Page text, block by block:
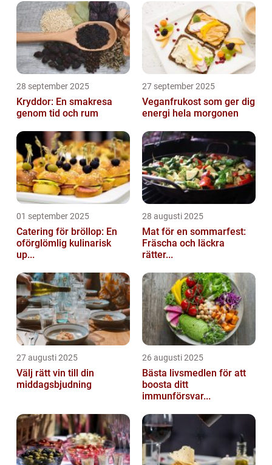
28 september 2025
Kryddor: En smakresa
genom tid och rum
27 september 2025
Veganfrukost som ger dig
energi hela morgonen
01 september 2025
Catering för bröllop: En
oförglömlig kulinarisk
up...
28 augusti 2025
Mat för en sommarfest:
Fräscha och läckra
rätter...
27 augusti 2025
Välj rätt vin till din
middagsbjudning
26 augusti 2025
Bästa livsmedlen för att
boosta ditt
immunförsvar...